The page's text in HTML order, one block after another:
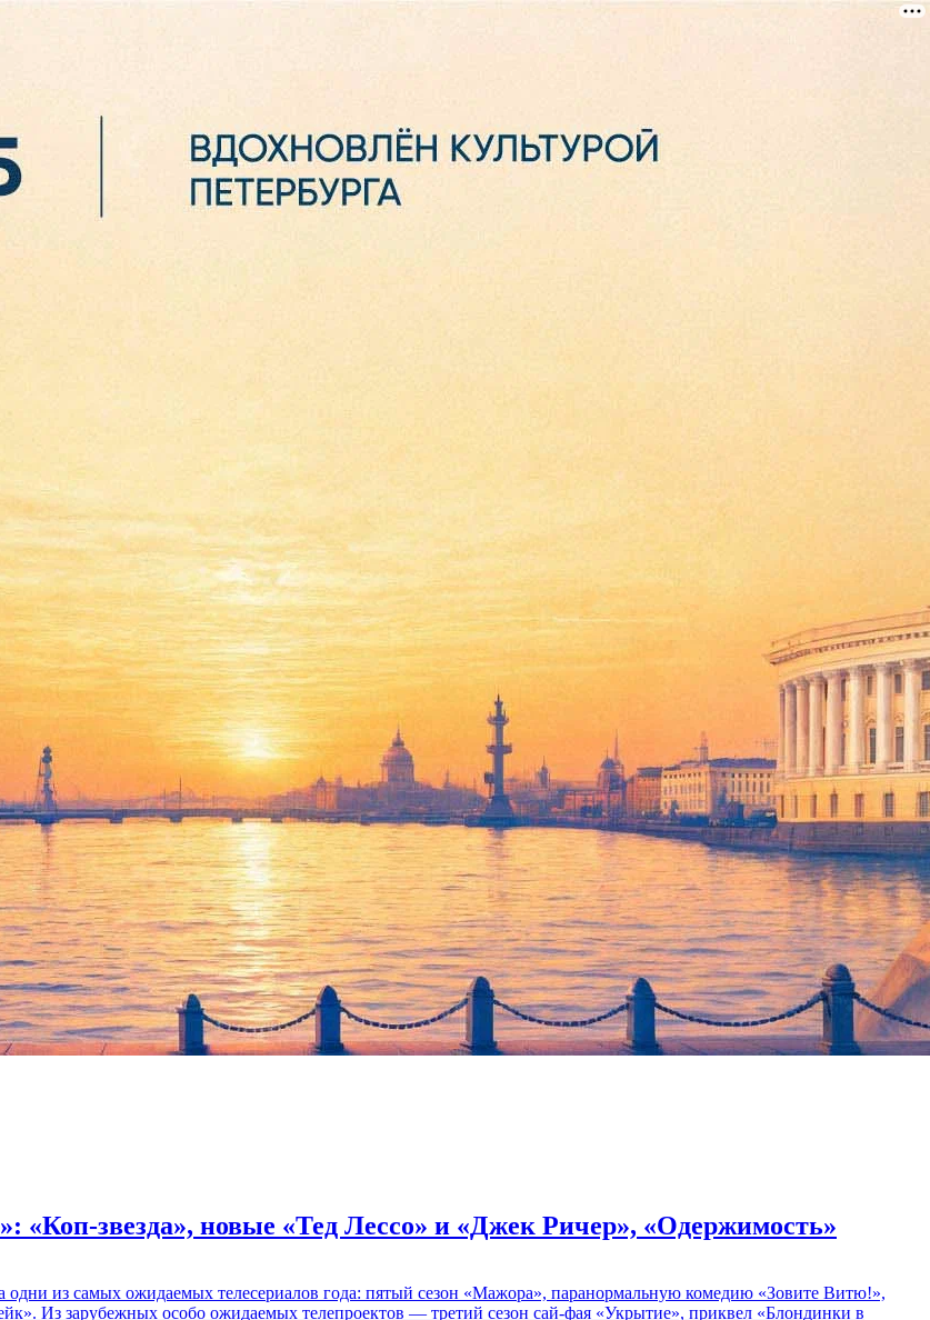
концерт «Добраночи»
в Малом зале Филармонии. Уже сегодня 19.00 в группе филармонии
можно бесплатно посмотреть
мелодий, еврейская, греческая и турецкая мелодии, болгарские, македонские, молдавские и сербские
«Коп-звезда», новые «Тед Лессо» и «Джек Ричер», «Одержимость»
одни из самых ожидаемых телесериалов года: пятый сезон «Мажора», паранормальную комедию «Зовите Витю!»,
Из зарубежных особо ожидаемых телепроектов — третий сезон сай-фая «Укрытие», приквел «Блондинки в